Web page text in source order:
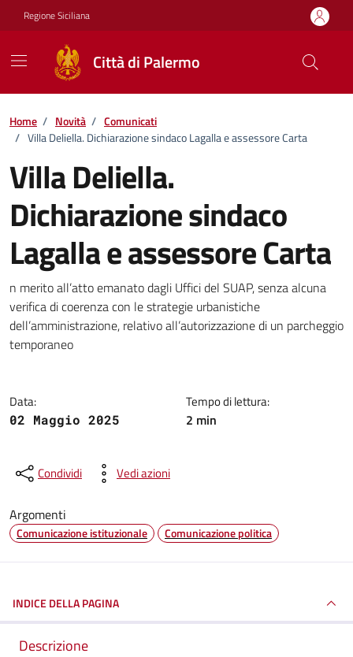
Vai ai contenuti
Vai al footer
Regione Siciliana
Città di Palermo
Home / Novità / Comunicati
/ Villa Deliella. Dichiarazione sindaco Lagalla e assessore Carta
Villa Deliella.
Dichiarazione sindaco
Lagalla e assessore Carta
Dettagli della notizia
n merito all’atto emanato dagli Uffici del SUAP, senza alcuna
verifica di coerenza con le strategie urbanistiche
dell’amministrazione, relativo all’autorizzazione di un parcheggio
temporaneo
Data:
02 Maggio 2025
Tempo di lettura:
2 min
Condividi Vedi azioni
Argomenti
Comunicazione istituzionale Comunicazione politica
INDICE DELLA PAGINA
Descrizione